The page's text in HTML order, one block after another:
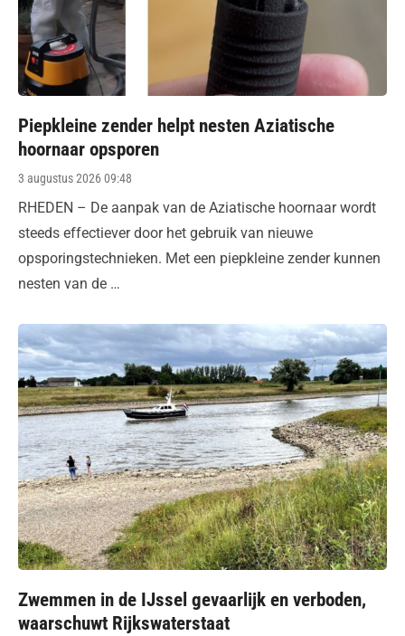
Piepkleine zender helpt nesten Aziatische
hoornaar opsporen
Posted
3 augustus 2026 09:48
RHEDEN – De aanpak van de Aziatische hoornaar wordt
steeds effectiever door het gebruik van nieuwe
opsporingstechnieken. Met een piepkleine zender kunnen
nesten van de …
Zwemmen in de IJssel gevaarlijk en verboden,
waarschuwt Rijkswaterstaat